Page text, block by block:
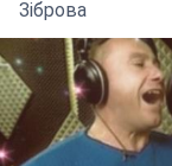
Зіброва